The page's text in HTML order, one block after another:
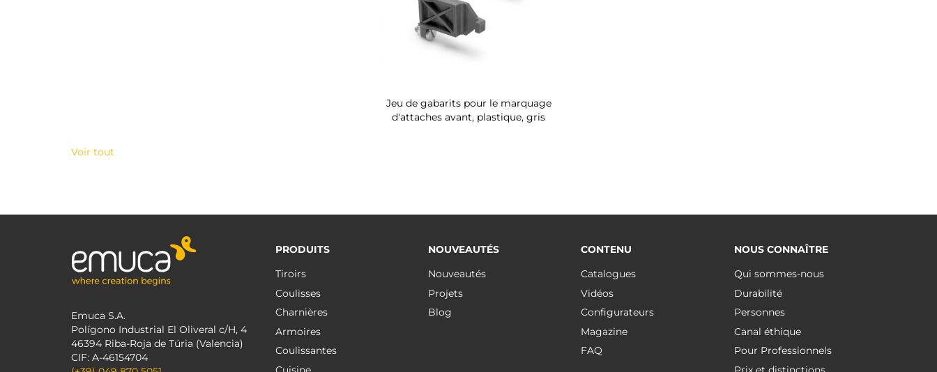
Jeu de gabarits pour le marquage
d'attaches avant, plastique, gris
Voir tout
Emuca S.A.
Polígono Industrial El Oliveral c/H, 4
46394 Riba-Roja de Túria (Valencia)
CIF: A-46154704
PRODUITS
Tiroirs
Coulisses
Charnières
Armoires
Coulissantes
NOUVEAUTÉS
Nouveautés
Projets
Blog
CONTENU
Catalogues
Vidéos
Configurateurs
Magazine
FAQ
NOUS CONNAÎTRE
Qui sommes-nous
Durabilité
Personnes
Canal éthique
Pour Professionnels